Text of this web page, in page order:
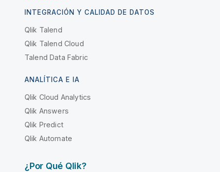
INTEGRACIÓN Y CALIDAD DE DATOS
Qlik Talend
Qlik Talend Cloud
Talend Data Fabric
ANALÍTICA E IA
Qlik Cloud Analytics
Qlik Answers
Qlik Predict
Qlik Automate
¿Por Qué Qlik?